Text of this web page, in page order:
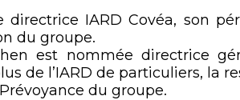
directrice IARD Covéa, son
du groupe.
est nommée directrice
de l’IARD de particuliers, la
du groupe.